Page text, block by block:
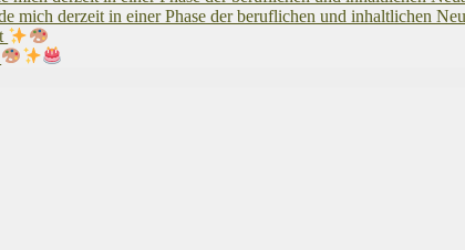
derzeit in einer Phase der beruflichen und inhaltlichen